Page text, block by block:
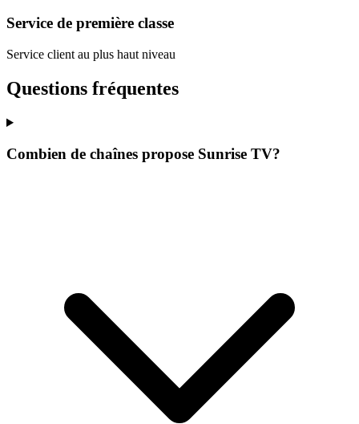
Service de première classe
Service client au plus haut niveau
Questions fréquentes
Combien de chaînes propose Sunrise TV?